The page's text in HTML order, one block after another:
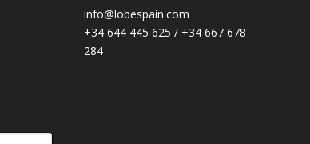
info@lobespain.com
+34 644 445 625 / +34 667 678
284